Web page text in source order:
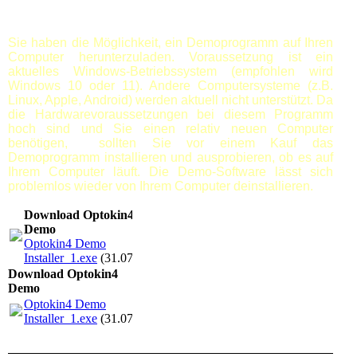
Sie haben die Möglichkeit, ein Demoprogramm auf Ihren
Computer herunterzuladen. Voraussetzung ist ein
aktuelles Windows-Betriebssystem (empfohlen wird
Windows 10 oder 11). Andere Computersysteme (z.B.
Linux, Apple, Android) werden aktuell nicht unterstützt. Da
die Hardwarevoraussetzungen bei diesem Programm
hoch sind und Sie einen relativ neuen Computer
benötigen, sollten Sie vor einem Kauf das
Demoprogramm installieren und ausprobieren, ob es auf
Ihrem Computer läuft. Die Demo-Software lässt sich
problemlos wieder von Ihrem Computer deinstallieren.
Download Optokin4
Demo
Optokin4 Demo
Installer_1.exe (31.07MB)
Download Optokin4
Demo
Optokin4 Demo
Installer_1.exe (31.07MB)